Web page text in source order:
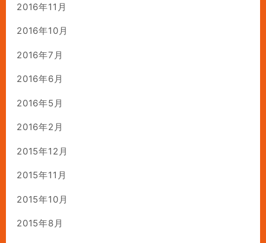
2016年11月
2016年10月
2016年7月
2016年6月
2016年5月
2016年2月
2015年12月
2015年11月
2015年10月
2015年8月